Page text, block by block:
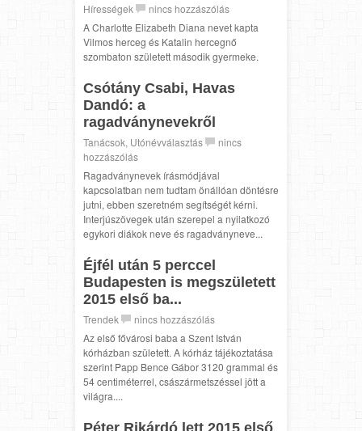
Hírességek
nincs hozzászólás
A Charlotte Elizabeth Diana nevet kapta
Vilmos herceg és Katalin hercegnő
szombaton született második gyermeke.
Csótány Csabi, Havas
Dandó: a
ragadványnevekről
Tanácsok, Utónévválasztás
nincs
hozzászólás
Ragadványnevek írásmódjával
kapcsolatban nem tudtam önállóan döntésre
jutni, ebben szeretném segítségét kérni.
Interjúszövegek után szerepel a nyilatkozó
egykori diákok neve és ragadványneve...
Éjfél után 5 perccel
Budapesten is megszületett
2015 első ba...
Trendek
nincs hozzászólás
Az első fővárosi baba a Szent István
kórházban született. A kórház tájékoztatása
szerint Papp Bence Gábor 3120 grammal és
54 centiméterrel, császármetszéssel jött a
világra....
Péter Rikárdó lett 2015 első